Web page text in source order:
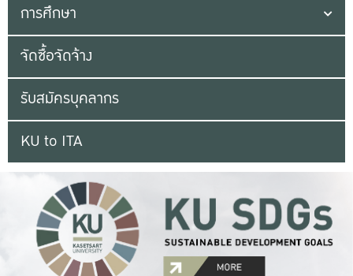
การศึกษา
จัดซื้อจัดจ้าง
รับสมัครบุคลากร
KU to ITA